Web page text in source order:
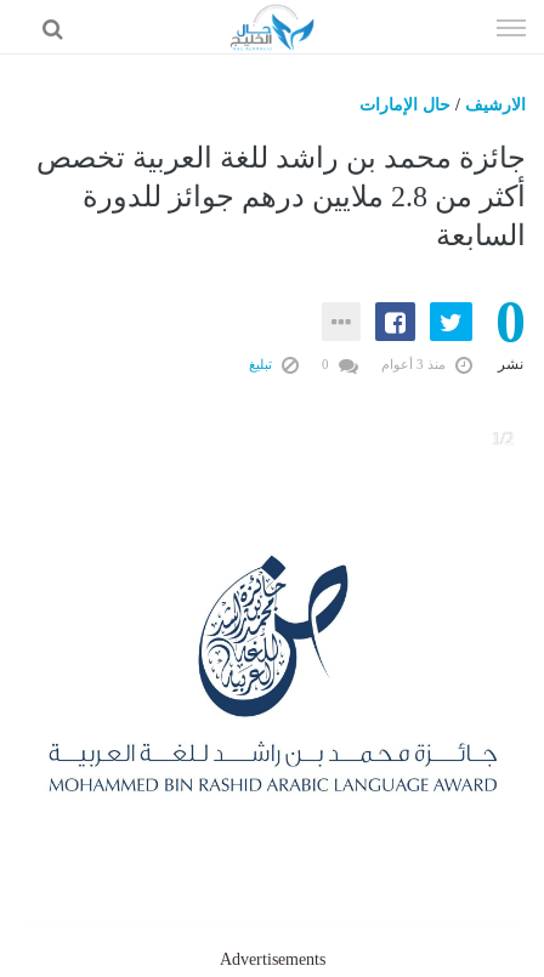
الى
الارشيف / حال الإمارات
جائزة محمد بن راشد للغة العربية تخصص
أكثر من 2.8 ملايين درهم جوائز للدورة
السابعة
0
نشر منذ 3 أعوام تبليغ
1/2
Advertisements
حال السعودية
حال الإمارات